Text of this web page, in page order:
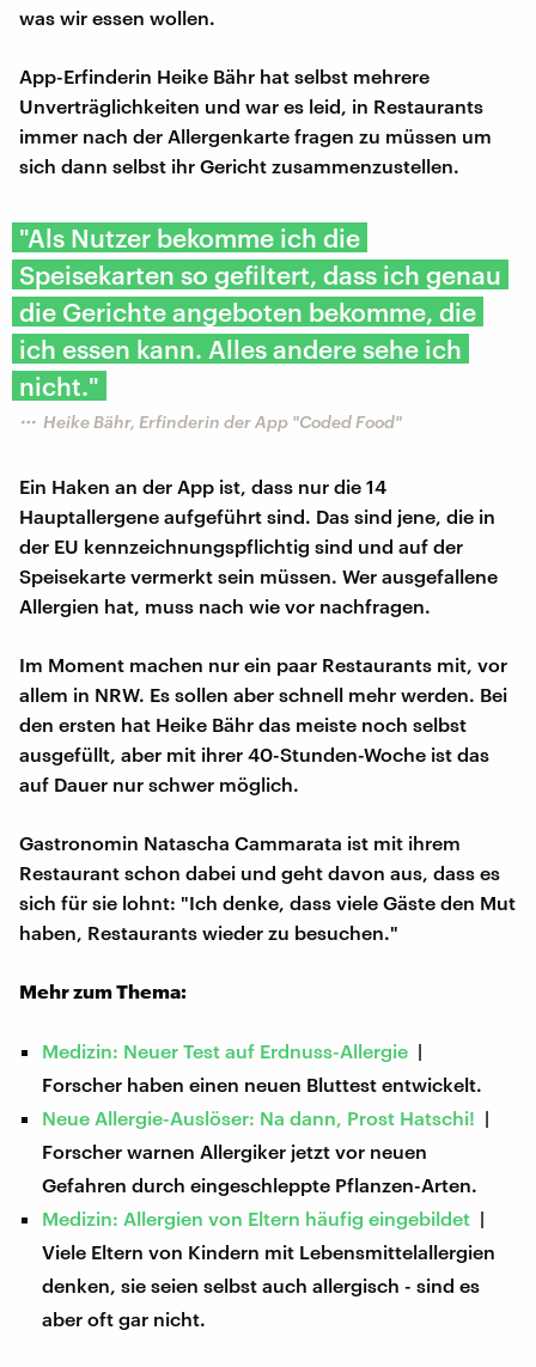
was wir essen wollen.
App-Erfinderin Heike Bähr hat selbst mehrere
Unverträglichkeiten und war es leid, in Restaurants
immer nach der Allergenkarte fragen zu müssen um
sich dann selbst ihr Gericht zusammenzustellen.
"Als Nutzer bekomme ich die
Speisekarten so gefiltert, dass ich genau
die Gerichte angeboten bekomme, die
ich essen kann. Alles andere sehe ich
nicht."
Heike Bähr, Erfinderin der App "Coded Food"
Ein Haken an der App ist, dass nur die 14
Hauptallergene aufgeführt sind. Das sind jene, die in
der EU kennzeichnungspflichtig sind und auf der
Speisekarte vermerkt sein müssen. Wer ausgefallene
Allergien hat, muss nach wie vor nachfragen.
Im Moment machen nur ein paar Restaurants mit, vor
allem in NRW. Es sollen aber schnell mehr werden. Bei
den ersten hat Heike Bähr das meiste noch selbst
ausgefüllt, aber mit ihrer 40-Stunden-Woche ist das
auf Dauer nur schwer möglich.
Gastronomin Natascha Cammarata ist mit ihrem
Restaurant schon dabei und geht davon aus, dass es
sich für sie lohnt: "Ich denke, dass viele Gäste den Mut
haben, Restaurants wieder zu besuchen."
Mehr zum Thema:
Medizin: Neuer Test auf Erdnuss-Allergie |
Forscher haben einen neuen Bluttest entwickelt.
Neue Allergie-Auslöser: Na dann, Prost Hatschi! |
Forscher warnen Allergiker jetzt vor neuen
Gefahren durch eingeschleppte Pflanzen-Arten.
Medizin: Allergien von Eltern häufig eingebildet |
Viele Eltern von Kindern mit Lebensmittelallergien
denken, sie seien selbst auch allergisch - sind es
aber oft gar nicht.